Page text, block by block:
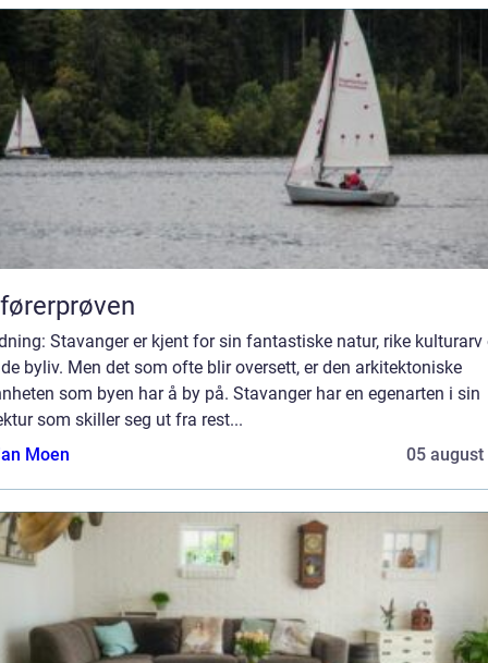
Stavanger er kjent for sin fantastiske natur, rike kulturarv
byliv. Men det som ofte blir oversett, er den arkitektoniske
som byen har å by på. Stavanger har en egenarten i sin
som skiller seg ut fra rest...
Moen
05 august